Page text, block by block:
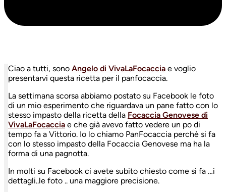
Ciao a tutti, sono Angelo di VivaLaFocaccia e voglio
presentarvi questa ricetta per il panfocaccia.
La settimana scorsa abbiamo postato su Facebook le foto
di un mio esperimento che riguardava un pane fatto con lo
stesso impasto della ricetta della Focaccia Genovese di
VivaLaFocaccia e che già avevo fatto vedere un po di
tempo fa a Vittorio. Io lo chiamo PanFocaccia perchè si fa
con lo stesso impasto della Focaccia Genovese ma ha la
forma di una pagnotta.
In molti su Facebook ci avete subito chiesto come si fa …i
dettagli..le foto .. una maggiore precisione.